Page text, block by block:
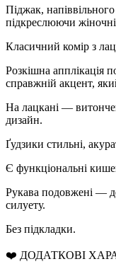
Піджак,
підкреслюючи
Класичний комір з
Розкішна апплікація
справжній акцент,
На лацкані —
дизайн.
Ґудзики стильні,
Є функціональні
Рукава подовжені —
силуету.
Без підкладки.
❤️ ДОДАТКОВІ